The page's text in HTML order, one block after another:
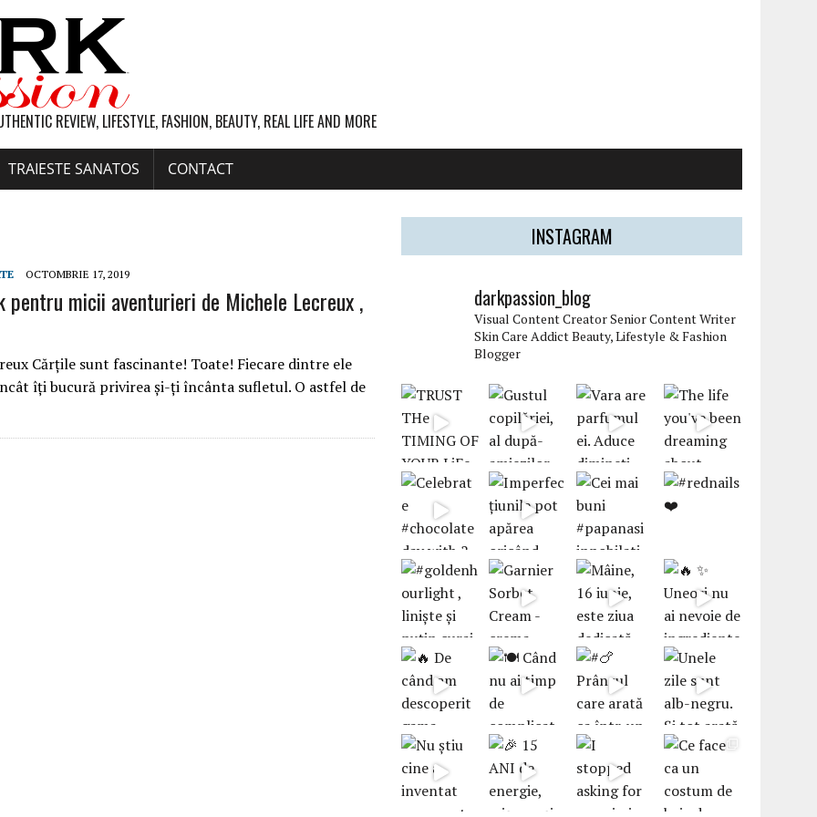
REVIEW, LIFESTYLE, FASHION, BEAUTY, REAL LIFE AND MORE
TRAIESTE SANATOS CONTACT
OCTOMBRIE 17, 2019
pentru micii aventurieri de Michele Lecreux ,
Cărțile sunt fascinante! Toate! Fiecare dintre ele
îți bucură privirea și-ți încânta sufletul. O astfel de
INSTAGRAM
darkpassion_blog
Visual Content CreatorSenior Content Writer
Skin Care AddictBeauty, Lifestyle & Fashion
Blogger